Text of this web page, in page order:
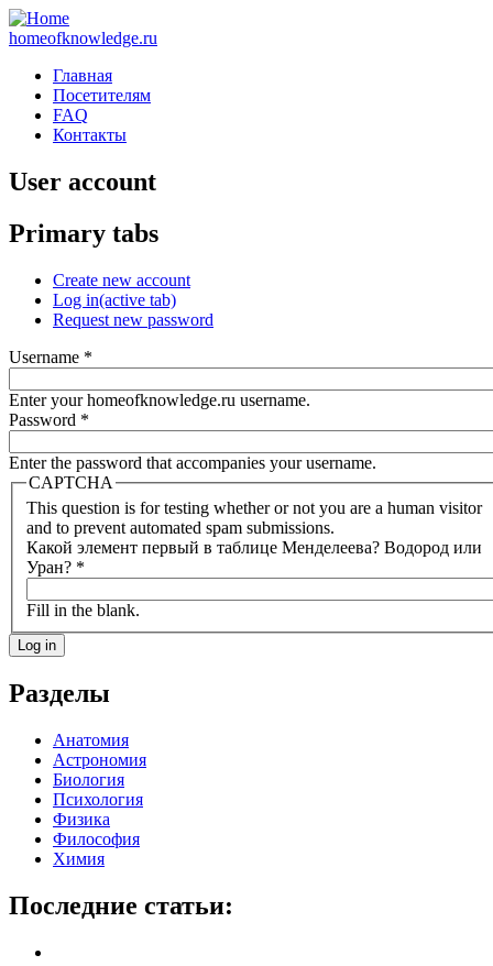
homeofknowledge.ru
Главная
Посетителям
FAQ
Контакты
User account
Primary tabs
Create new account
Log in(active tab)
Request new password
Username *
Enter your homeofknowledge.ru username.
Password *
Enter the password that accompanies your username.
CAPTCHA
This question is for testing whether or not you are a human visitor
and to prevent automated spam submissions.
Какой элемент первый в таблице Менделеева? Водород или
Уран? *
Fill in the blank.
Разделы
Анатомия
Астрономия
Биология
Психология
Физика
Философия
Химия
Последние статьи: